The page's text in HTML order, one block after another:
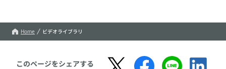
伝送と双方向伝送がある
こと、また双方向伝送と
して全二重伝送と半二重
て、それぞれの採用例と
無線通信（ワイヤレス通
っておきたい方、また興
お届けします。
Home ビデオライブラリ
このページをシェアする